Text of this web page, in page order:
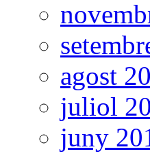
agost
juliol
juny